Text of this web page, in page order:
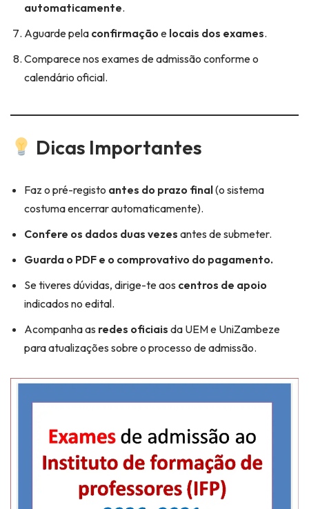
automaticamente.
Aguarde pela confirmação e locais dos exames.
Comparece nos exames de admissão conforme o
calendário oficial.
Dicas Importantes
Faz o pré-registo antes do prazo final(o sistema
costuma encerrar automaticamente).
Confere os dados duas vezes antes de submeter.
Guarda o PDF e o comprovativo do pagamento.
Se tiveres dúvidas, dirige-te aos centros de apoio
indicados no edital.
Acompanha as redes oficiais da UEM e UniZambeze
para atualizações sobre o processo de admissão.